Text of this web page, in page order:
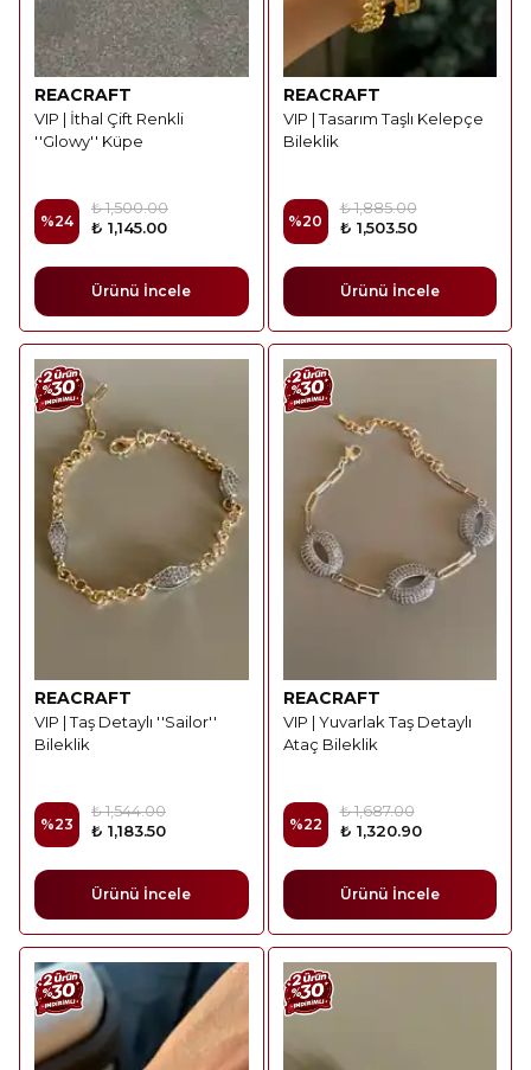
REACRAFT
VIP | İthal Çift Renkli
''Glowy'' Küpe
%24
₺ 1,500.00
₺ 1,145.00
Ürünü İncele
REACRAFT
VIP | Tasarım Taşlı Kelepçe
Bileklik
%20
₺ 1,885.00
₺ 1,503.50
Ürünü İncele
REACRAFT
VIP | Taş Detaylı ''Sailor''
Bileklik
%23
₺ 1,544.00
₺ 1,183.50
Ürünü İncele
REACRAFT
VIP | Yuvarlak Taş Detaylı
Ataç Bileklik
%22
₺ 1,687.00
₺ 1,320.90
Ürünü İncele